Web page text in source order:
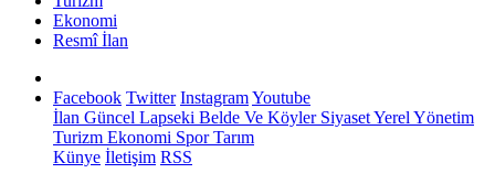
Ekonomi
Resmî İlan
Facebook Twitter InstagramYoutube
İlan Güncel Lapseki Belde Ve KöylerSiyasetYerel Yönetim
Turizm Ekonomi SporTarım
Künye İletişim RSS